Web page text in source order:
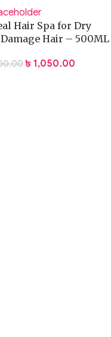
Hair Spa for Dry
Hair – 500ML
৳ 1,050.00